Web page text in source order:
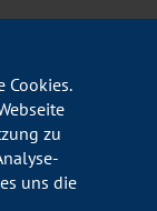
Cookies.
zu
uns die